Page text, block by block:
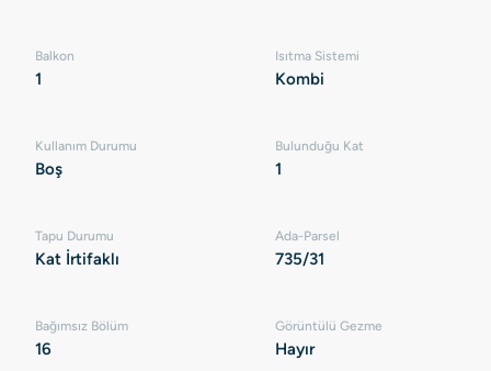
Balkon
1
Isıtma Sistemi
Kombi
Kullanım Durumu
Boş
Bulunduğu Kat
1
Tapu Durumu
Kat İrtifaklı
Ada-Parsel
735/31
Bağımsız Bölüm
16
Görüntülü Gezme
Hayır